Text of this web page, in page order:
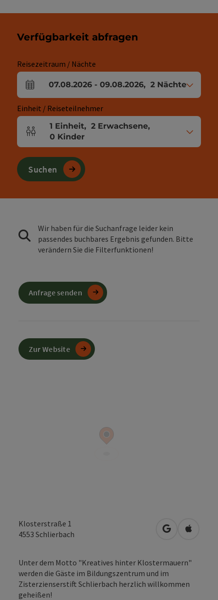
Klosterstraße 1
4553 Schlierbach in Google
in
Unter dem Motto "Kreatives hinter Klostermauern"
werden die Gäste im Bildungszentrum und im
Zisterzienserstift Schlierbach herzlich willkommen
geheißen!
Verfügbarkeit abfragen
Reisezeitraum / Nächte
An- und Abreisefelder
07.08.2026 - 09.08.2026, 2 Nächte
Einheit / Reiseteilnehmer
Einheitenanzahl und Personenfelder
1 Einheit, 2 Erwachsene,
0 Kinder
Suchen
Wir haben für die Suchanfrage leider kein
passendes buchbares Ergebnis gefunden. Bitte
verändern Sie die Filterfunktionen!
Anfrage senden
Zur Website